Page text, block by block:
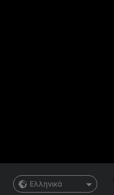
Ελληνικά